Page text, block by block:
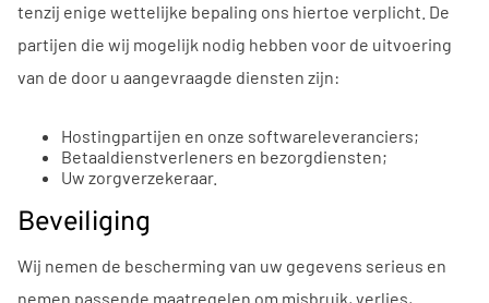
tenzij enige wettelijke bepaling ons hiertoe verplicht. De
partijen die wij mogelijk nodig hebben voor de uitvoering
van de door u aangevraagde diensten zijn:
Hostingpartijen en onze softwareleveranciers;
Betaaldienstverleners en bezorgdiensten;
Uw zorgverzekeraar.
Beveiliging
Wij nemen de bescherming van uw gegevens serieus en
nemen passende maatregelen om misbruik, verlies,